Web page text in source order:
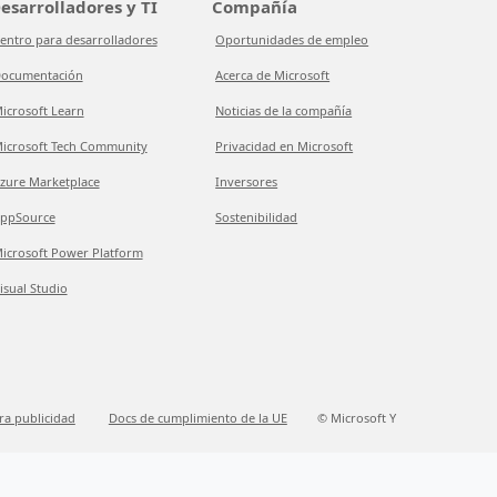
y TI
para desarrolladores
Learn
Tech Community
Marketplace
Power Platform
Studio
Compañía
Oportunidades de empleo
Acerca de Microsoft
Noticias de la compañía
Privacidad en Microsoft
Inversores
Sostenibilidad
publicidad Docs de cumplimiento de la UE © Microsoft Y